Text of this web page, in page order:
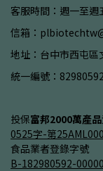
客服時間：週一至
信箱：
地址：台中市西屯
統一編號：82980592
投保富邦2000萬產
0525字-第
食品業者登錄字號
B-182980592-